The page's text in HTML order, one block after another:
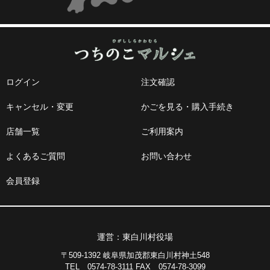
ログイン 注文確認
キャンセル・変更 かごを見る・購入手続き
店舗一覧 ご利用案内
よくあるご質問 お問い合わせ
会員登録
運営：東白川村役場
〒509-1392 岐阜県加茂郡東白川村神土548
TEL 0574-78-3111 FAX 0574-78-3099